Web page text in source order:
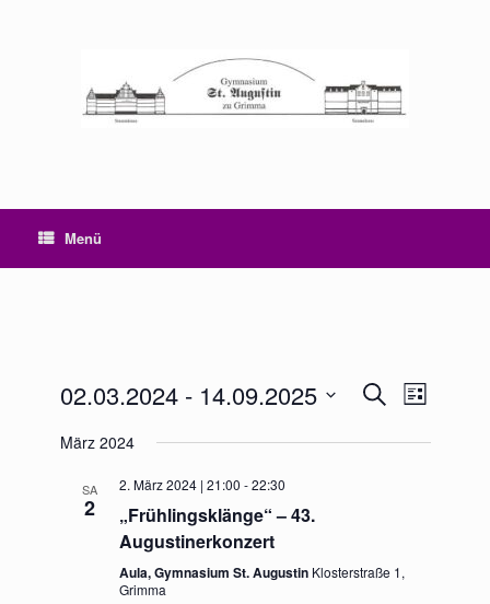
Menü
Veranstaltungen
Suche
Ansichten,
Suche
Ansichten-
Liste
02.03.2024 - 14.09.2025
wählen.
März 2024
SA
2
2. März 2024 | 21:00 -22:30
„Frühlingsklänge“ – 43.
Augustinerkonzert
Aula, Gymnasium St. Augustin Klosterstraße 1,
Grimma